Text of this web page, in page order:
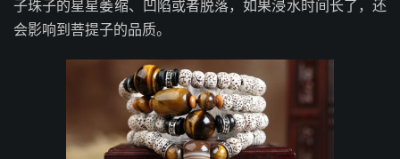
子珠子的星星萎缩、凹陷或者脱落，如果浸水时间长了，还
会影响到菩提子的品质。